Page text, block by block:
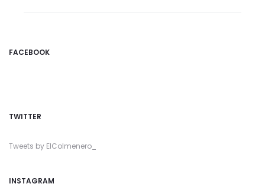
FACEBOOK
TWITTER
Tweets by ElColmenero_
INSTAGRAM